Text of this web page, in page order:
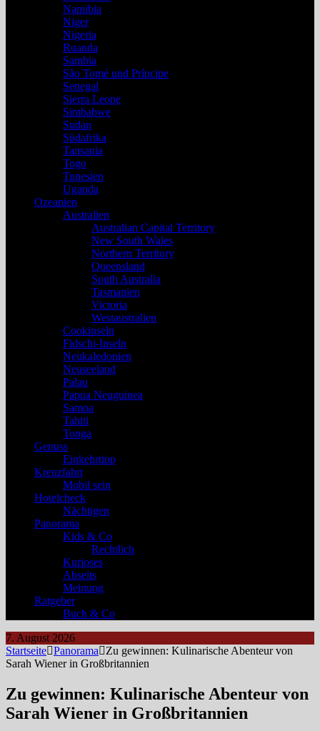
Namibia
Niger
Nigeria
Ruanda
Sambia
São Tomé und Príncipe
Senegal
Sierra Leone
Simbabwe
Sudan
Südafrika
Tansania
Togo
Tunesien
Uganda
Ozeanien
Australien
Australian Capital Territory
New South Wales
Northern Territory
Queensland
South Australia
Tasmanien
Victoria
Westaustralien
Cookinseln
Fidschi-Inseln
Neukaledonien
Neuseeland
Palau
Papua Neuguinea
Samoa
Tahiti
Tonga
Genuss
Einkehrtipp
Kreuzfahrt
Mobil sein
Hotelcheck
Nächtigen
Panorama
Kids & Co
Rechtlich
Kurioses
Abseits
Meinung
Ratgeber
Buch & Co
7. August 2026
Startseite Panorama
Zu gewinnen: Kulinarische Abenteur von
Sarah Wiener in Großbritannien
Zu gewinnen: Kulinarische Abenteur von
Sarah Wiener in Großbritannien